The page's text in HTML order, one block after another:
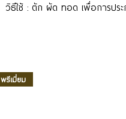
วิธีใช้ : ตัก ผัด ทอด เพื่อการปร
พรีเมี่ยม